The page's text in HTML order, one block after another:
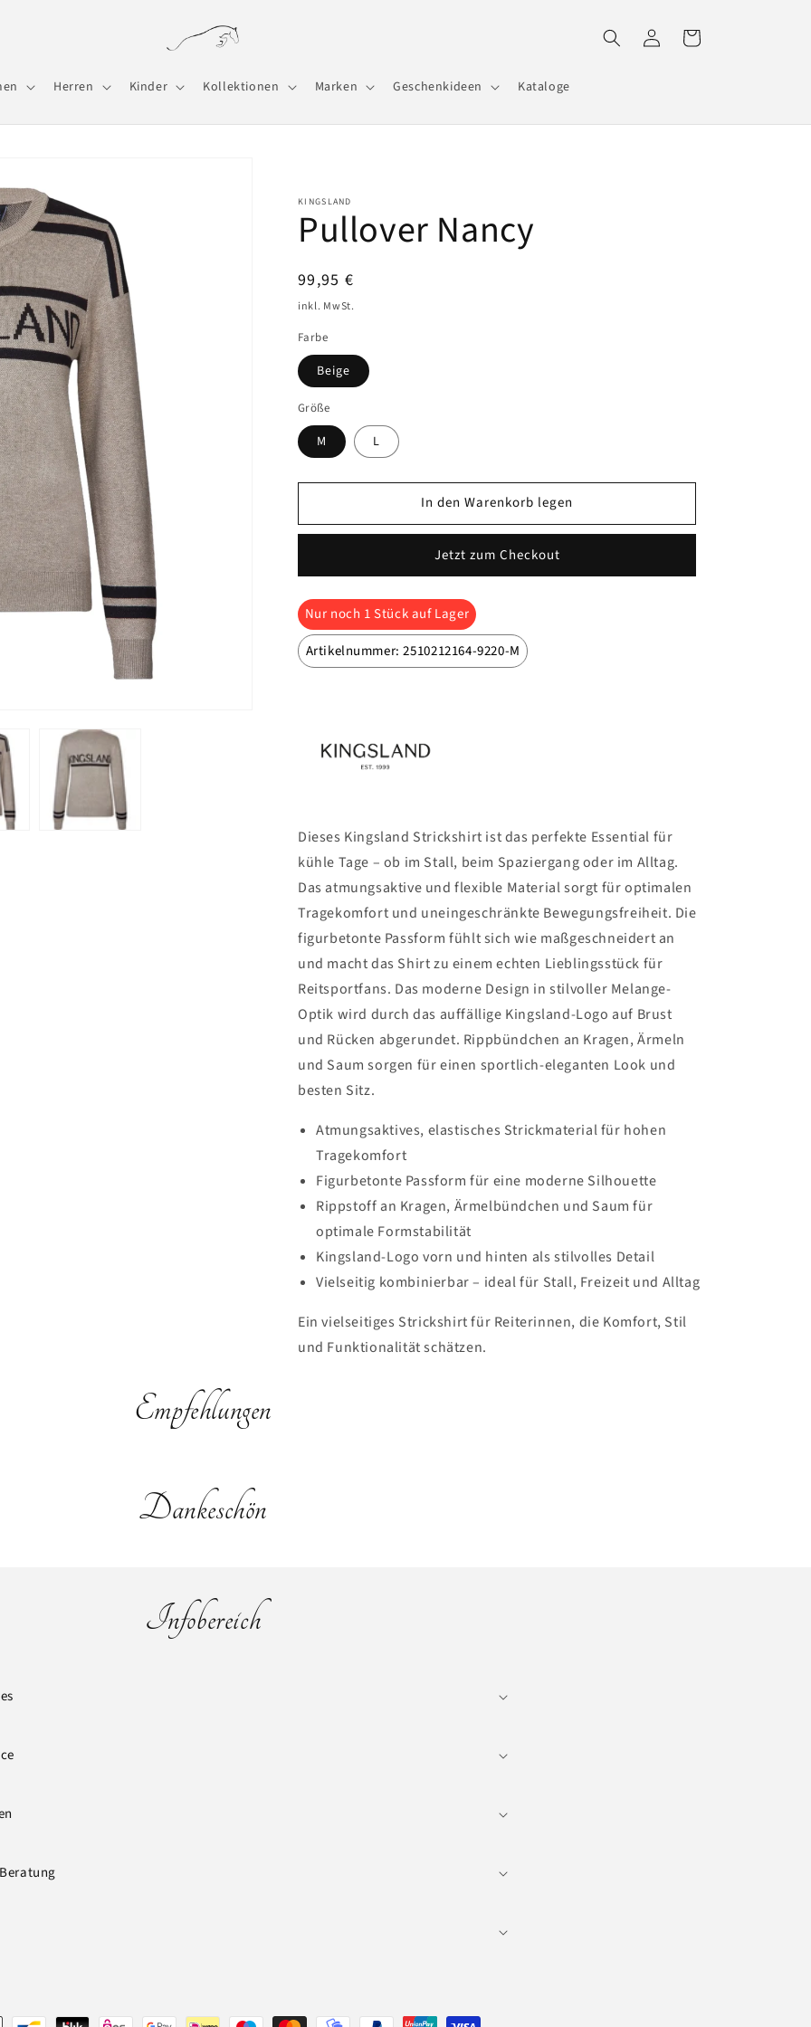
Herren Kinder Kollektionen Marken Geschenkideen Kataloge
EinloggenWarenkorb
KINGSLAND
Pullover Nancy
UVP
99,95 €
inkl. MwSt.
Farbe
Beige
Größe
M L
In den Warenkorb legen
Jetzt zum Checkout
Nur noch 1Stück auf Lager
Artikelnummer: 2510212164-9220-M
Dieses Kingsland Strickshirt ist das perfekte Essential für
kühle Tage – ob im Stall, beim Spaziergang oder im Alltag.
Das atmungsaktive und flexible Material sorgt für optimalen
Tragekomfort und uneingeschränkte Bewegungsfreiheit. Die
figurbetonte Passform fühlt sich wie maßgeschneidert an
und macht das Shirt zu einem echten Lieblingsstück für
Reitsportfans. Das moderne Design in stilvoller Melange-
Optik wird durch das auffällige Kingsland-Logo auf Brust
und Rücken abgerundet. Rippbündchen an Kragen, Ärmeln
und Saum sorgen für einen sportlich-eleganten Look und
besten Sitz.
Atmungsaktives, elastisches Strickmaterial für hohen
Tragekomfort
Figurbetonte Passform für eine moderne Silhouette
Rippstoff an Kragen, Ärmelbündchen und Saum für
optimale Formstabilität
Kingsland-Logo vorn und hinten als stilvolles Detail
Vielseitig kombinierbar – ideal für Stall, Freizeit und Alltag
Ein vielseitiges Strickshirt für Reiterinnen, die Komfort, Stil
und Funktionalität schätzen.
Empfehlungen
Dankeschön
Infobereich